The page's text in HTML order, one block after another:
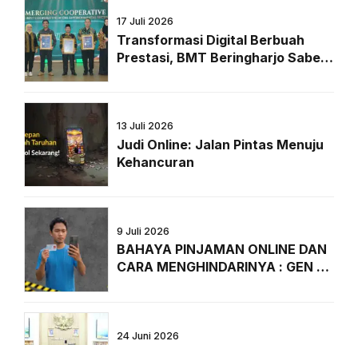
17 Juli 2026
Transformasi Digital Berbuah
Prestasi, BMT Beringharjo Sabet
13 Juli 2026
Judi Online: Jalan Pintas Menuju
Kehancuran
9 Juli 2026
BAHAYA PINJAMAN ONLINE DAN
CARA MENGHINDARINYA : GEN Z
24 Juni 2026